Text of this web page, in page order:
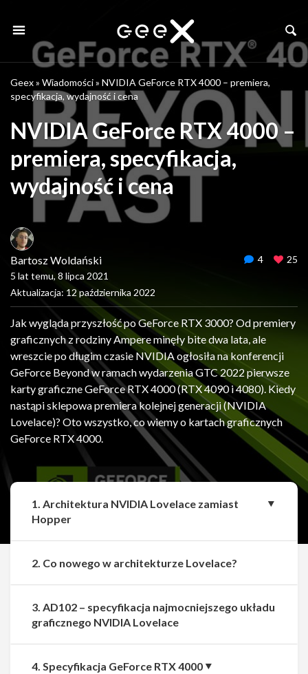
Geex» Wiadomości» NVIDIA GeForce RTX 4000 – premiera,
specyfikacja, wydajność i cena
NVIDIA GeForce RTX 4000 –
premiera, specyfikacja,
wydajność i cena
Bartosz Woldański
5 lat temu, 8 lipca 2021
Aktualizacja: 12 października 2022
4 25
Jak wygląda przyszłość po GeForce RTX 3000? Od premiery
graficznych z rodziny Ampere minęły bite dwa lata, ale
wreszcie po długim czasie NVIDIA ogłosiła na konferencji
GeForce Beyond w ramach wydarzenia GTC 2022 pierwsze
karty graficzne GeForce RTX 4000 (RTX 4090 i 4080). Kiedy
nastąpi sklepowa premiera kolejnej generacji (NVIDIA
Lovelace)? Oto wszystko, co wiemy o kartach graficznych
GeForce RTX 4000.
1. Architektura NVIDIA Lovelace zamiast
Hopper
2. Co nowego w architekturze Lovelace?
3. AD102 – specyfikacja najmocniejszego układu
graficznego NVIDIA Lovelace
4. Specyfikacja GeForce RTX 4000